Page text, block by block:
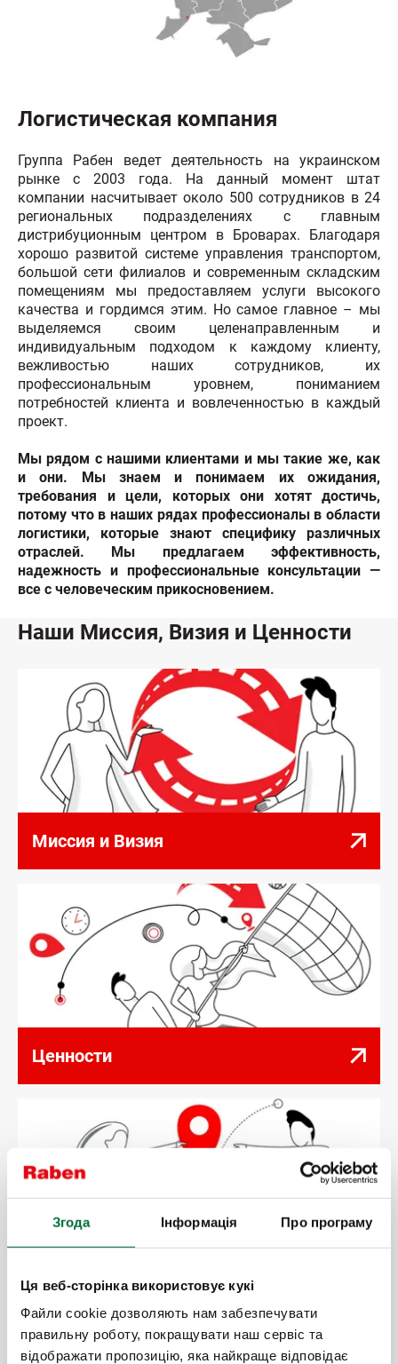
Згода Інформація Про програму
Ця веб-сторінка використовує кукі
Файли cookie дозволяють нам забезпечувати
правильну роботу, покращувати наш сервіс та
відображати пропозицію, яка найкраще відповідає
Логистическая компания
Группa Рабен ведет деятельность на украинском
рынке с 2003 года. На данный момент штат
компании насчитывает около 500 сотрудников в 24
региональных подразделениях с главным
дистрибуционным центром в Броварах. Благодаря
хорошо развитой системе управления транспортом,
большой сети филиалов и современным складским
помещениям мы предоставляем услуги высокого
качества и гордимся этим. Но самое главное – мы
выделяемся своим целенаправленным и
индивидуальным подходом к каждому клиенту,
вежливостью наших сотрудников, их
профессиональным уровнем, пониманием
потребностей клиента и вовлеченностью в каждый
проект.
Мы рядом с нашими клиентами и мы такие же, как
и они. Мы знаем и понимаем их ожидания,
требования и цели, которых они хотят достичь,
потому что в наших рядах профессионалы в области
логистики, которые знают специфику различных
отраслей. Мы предлагаем эффективность,
надежность и профессиональные консультации —
все с человеческим прикосновением.
Наши Миссия, Визия и Ценности
Миссия и Визия
Ценности
Сотрудничая с «Рабен Украина» Вы получите: